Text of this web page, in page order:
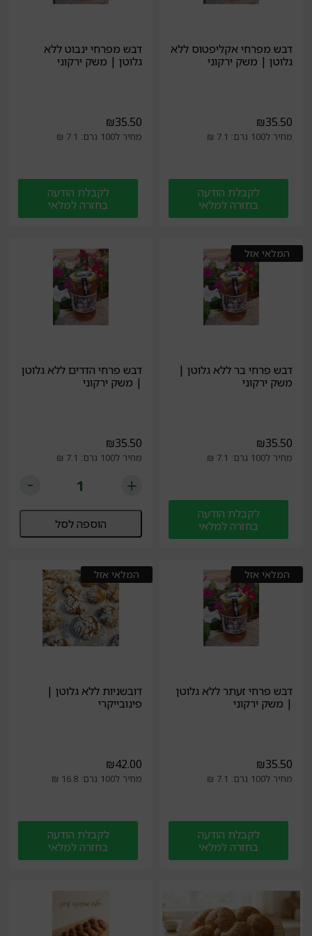
דבש מפרחי אקליפטוס ללא
גלוטן | משק ירקוני
₪35.50
מחיר ל100 גרם: 7.1 ₪
לקבלת הודעה
בחזרה למלאי
דבש מפרחי ינבוט ללא
גלוטן | משק ירקוני
₪35.50
מחיר ל100 גרם: 7.1 ₪
לקבלת הודעה
בחזרה למלאי
המלאי אזל
דבש פרחי בר ללא גלוטן |
משק ירקוני
₪35.50
מחיר ל100 גרם: 7.1 ₪
לקבלת הודעה
בחזרה למלאי
דבש פרחי הדרים ללא גלוטן
| משק ירקוני
₪35.50
מחיר ל100 גרם: 7.1 ₪
הוספה לסל
המלאי אזל
דבש פרחי זעתר ללא גלוטן
| משק ירקוני
₪35.50
מחיר ל100 גרם: 7.1 ₪
לקבלת הודעה
בחזרה למלאי
המלאי אזל
דובשניות ללא גלוטן |
פינובייקרי
₪42.00
מחיר ל100 גרם: 16.8 ₪
לקבלת הודעה
בחזרה למלאי